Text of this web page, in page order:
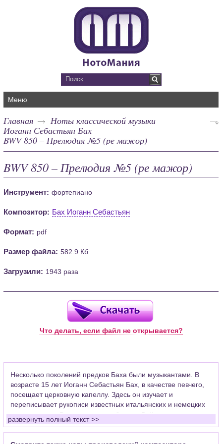
Меню
Главная
Ноты классической музыки
Иоганн Себастьян Бах
BWV 850 – Прелюдия №5 (ре мажор)
BWV 850 – Прелюдия №5 (ре мажор)
Инструмент: фортепиано
Композитор: Бах Иоганн Себастьян
Формат: pdf
Размер файла: 582.9 Кб
Загрузили: 1943 раза
Что делать, если файл не открывается?
Несколько поколений предков Баха были музыкантами. В
возрасте 15 лет Иоганн Себастьян Бах, в качестве певчего,
посещает церковную капеллу. Здесь он изучает и
переписывает рукописи известных итальянских и немецких
композиторов. Впоследствии работал в Веймаре скрипачом
придворного оркестра, церковным органистом в Арнштаде,
где уделял много времени развитию органной
развернуть полный текст >>